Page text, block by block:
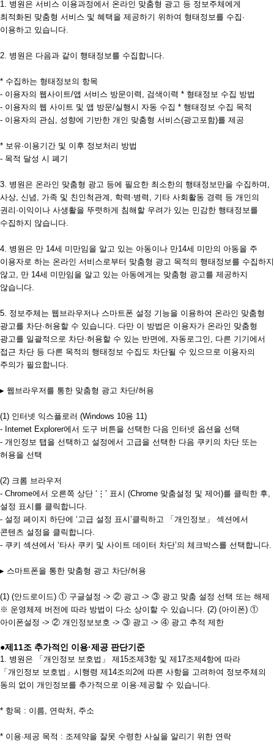
1. 병원은 서비스 이용과정에서 온라인 맞춤형 광고 등 정보주체에게
최적화된 맞춤형 서비스 및 혜택을 제공하기 위하여 형태정보를 수집·
이용하고 있습니다.
2. 병원은 다음과 같이 행태정보를 수집합니다.
* 수집하는 형태정보의 항목
- 이용자의 웹사이트/앱 서비스 방문이력, 검색이력 * 형태정보 수집 방법
- 이용자의 웹 사이트 및 앱 방문/실행시 자동 수집 * 행태정보 수집 목적
- 이용자의 관심, 성향에 기반한 개인 맞춤형 서비스(광고포함)를 제공
* 보유·이용기간 및 이후 정보처리 방법
- 목적 달성 시 폐기
3. 병원은 온라인 맞춤형 광고 등에 필요한 최소한의 행태정보만을 수집하며,
사상, 신념, 가족 및 친인척관계, 학력·병력, 기타 사회활동 경력 등 개인의
권리·이익이나 사생활을 뚜렷하게 침해할 우려가 있는 민감한 행태정보를
수집하지 않습니다.
4. 병원은 만 14세 미만임을 알고 있는 아동이나 만14세 미만의 아동을 주
이용자로 하는 온라인 서비스로부터 맞춤형 광고 목적의 행태정보를 수집하지
않고, 만 14세 미만임을 알고 있는 아동에게는 맞춤형 광고를 제공하지
않습니다.
5. 정보주체는 웹브라우저나 스마트폰 설정 기능을 이용하여 온라인 맞춤형
광고를 차단·허용할 수 있습니다. 다만 이 방법은 이용자가 온라인 맞춤형
광고를 일괄적으로 차단·허용할 수 있는 반면에, 자동로그인, 다른 기기에서
접근 차단 등 다른 목적의 행태정보 수집도 차단될 수 있으므로 이용자의
주의가 필요합니다.
▸ 웹브라우저를 통한 맞춤형 광고 차단/허용
(1) 인터넷 익스플로러 (Windows 10용 11)
- Internet Explorer에서 도구 버튼을 선택한 다음 인터넷 옵션을 선택
- 개인정보 탭을 선택하고 설정에서 고급을 선택한 다음 쿠키의 차단 또는
허용을 선택
(2) 크롬 브라우저
- Chrome에서 오른쪽 상단 ‘⋮’ 표시 (Chrome 맞춤설정 및 제어)를 클릭한 후,
설정 표시를 클릭합니다.
- 설정 페이지 하단에 ‘고급 설정 표시’클릭하고 「개인정보」 섹션에서
콘텐츠 설정을 클릭합니다.
- 쿠키 섹션에서 ‘타사 쿠키 및 사이트 데이터 차단’의 체크박스를 선택합니다.
▸ 스마트폰을 통한 맞춤형 광고 차단/허용
(1) (안드로이드) ① 구글설정 -> ② 광고 -> ③ 광고 맞춤 설정 선택 또는 해제
※ 운영체제 버전에 따라 방법이 다소 상이할 수 있습니다. (2) (아이폰) ①
아이폰설정 -> ② 개인정보보호 -> ③ 광고 -> ④ 광고 추적 제한
●제11조 추가적인 이용·제공 판단기준
1. 병원은 「개인정보 보호법」 제15조제3항 및 제17조제4항에 따라
「개인정보 보호법」시행령 제14조의2에 따른 사항을 고려하여 정보주체의
동의 없이 개인정보를 추가적으로 이용·제공할 수 있습니다.
* 항목 : 이름, 연락처, 주소
* 이용·제공 목적 : 조제약을 잘못 수령한 사실을 알리기 위한 연락